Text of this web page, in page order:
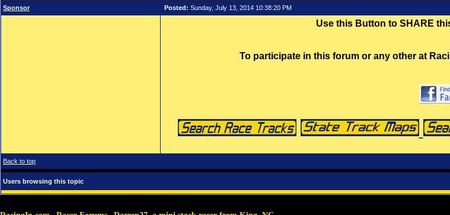
Sponsor Posted: Sunday, July 13, 2014 10:38:20 PM
Use this Button to SHARE
To participate in this forum or any other at
Back to top
Users browsing this topic